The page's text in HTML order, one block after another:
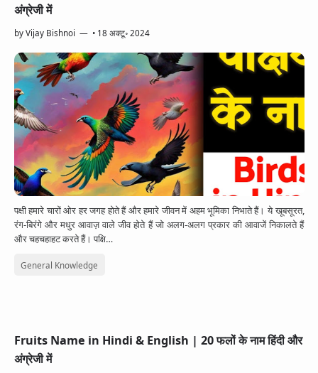
अंग्रेजी में
byVijay Bishnoi • 18 अक्टू॰ 2024
पक्षी हमारे चारों ओर हर जगह होते हैं और हमारे जीवन में अहम भूमिका निभाते हैं। ये खूबसूरत,
रंग-बिरंगे और मधुर आवाज़ वाले जीव होते हैं जो अलग-अलग प्रकार की आवाजें निकालते हैं
और चहचहाहट करते हैं। पक्षि…
General Knowledge
Fruits Name in Hindi & English | 20 फलों के नाम हिंदी और
अंग्रेजी में